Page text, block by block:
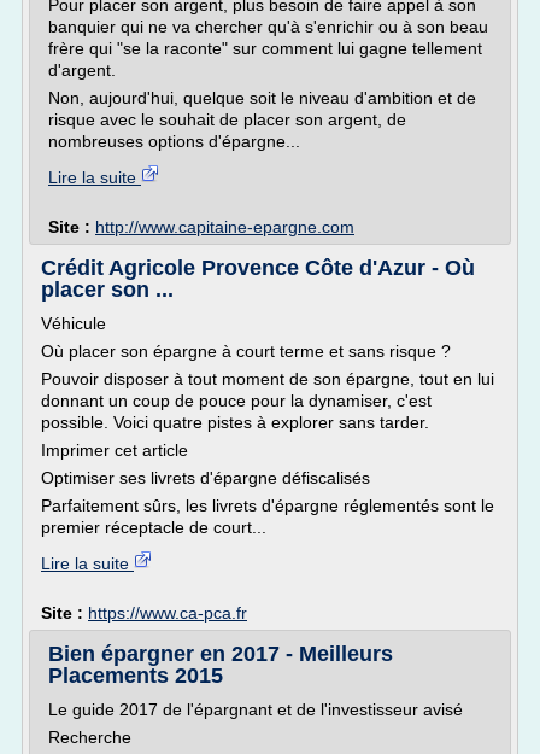
Pour placer son argent, plus besoin de faire appel à son
banquier qui ne va chercher qu'à s'enrichir ou à son beau
frère qui "se la raconte" sur comment lui gagne tellement
d'argent.
Non, aujourd'hui, quelque soit le niveau d'ambition et de
risque avec le souhait de placer son argent, de
nombreuses options d'épargne...
Lire la suite
Site : http://www.capitaine-epargne.com
Crédit Agricole Provence Côte d'Azur - Où
placer son ...
Véhicule
Où placer son épargne à court terme et sans risque ?
Pouvoir disposer à tout moment de son épargne, tout en lui
donnant un coup de pouce pour la dynamiser, c'est
possible. Voici quatre pistes à explorer sans tarder.
Imprimer cet article
Optimiser ses livrets d'épargne défiscalisés
Parfaitement sûrs, les livrets d'épargne réglementés sont le
premier réceptacle de court...
Lire la suite
Site : https://www.ca-pca.fr
Bien épargner en 2017 - Meilleurs
Placements 2015
Le guide 2017 de l'épargnant et de l'investisseur avisé
Recherche